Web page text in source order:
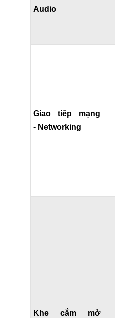
Audio
Giao tiếp mạng
- Networking
Khe cắm mở